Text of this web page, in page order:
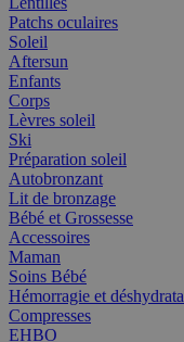
Patchs oculaires
Soleil
Aftersun
Enfants
Corps
Lèvres soleil
Ski
Préparation soleil
Autobronzant
Lit de bronzage
Bébé et Grossesse
Accessoires
Maman
Soins Bébé
Hémorragie et
Compresses
EHBO